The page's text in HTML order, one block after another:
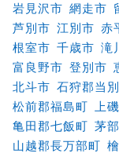
岩見沢市 網走市
芦別市 江別市 赤
根室市 千歳市 滝
富良野市 登別市
北斗市 石狩郡当
松前郡福島町
上
亀田郡七飯町 茅
山越郡長万部町